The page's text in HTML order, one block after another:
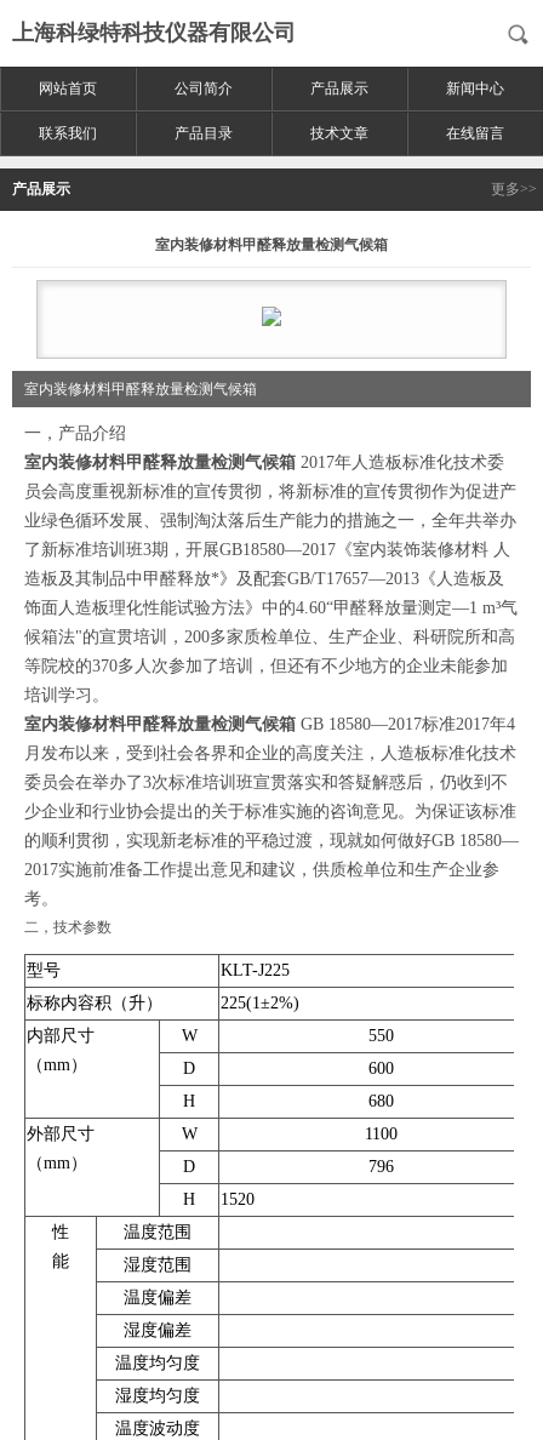
上海科绿特科技仪器有限公司
网站首页 公司简介 产品展示 新闻中心
联系我们 产品目录 技术文章 在线留言
产品展示 更多>>
室内装修材料甲醛释放量检测气候箱
室内装修材料甲醛释放量检测气候箱
一，产品介绍
室内装修材料甲醛释放量检测气候箱 2017年人造板标准化技术委
员会高度重视新标准的宣传贯彻，将新标准的宣传贯彻作为促进产
业绿色循环发展、强制淘汰落后生产能力的措施之一，全年共举办
了新标准培训班3期，开展GB18580—2017《室内装饰装修材料 人
造板及其制品中甲醛释放*》及配套GB/T17657—2013《人造板及
饰面人造板理化性能试验方法》中的4.60“甲醛释放量测定—1 m³气
候箱法"的宣贯培训，200多家质检单位、生产企业、科研院所和高
等院校的370多人次参加了培训，但还有不少地方的企业未能参加
培训学习。
室内装修材料甲醛释放量检测气候箱 GB 18580—2017标准2017年4
月发布以来，受到社会各界和企业的高度关注，人造板标准化技术
委员会在举办了3次标准培训班宣贯落实和答疑解惑后，仍收到不
少企业和行业协会提出的关于标准实施的咨询意见。为保证该标准
的顺利贯彻，实现新老标准的平稳过渡，现就如何做好GB 18580—
2017实施前准备工作提出意见和建议，供质检单位和生产企业参
考。
二，技术参数
型号
KLT-J225
标称内容积（升）
225(1±2%)
内部尺寸
（mm）
W
550
D
600
H
680
外部尺寸
（mm）
W
1100
D
796
H
1520
性
能
温度范围
湿度范围
温度偏差
湿度偏差
温度均匀度
湿度均匀度
温度波动度